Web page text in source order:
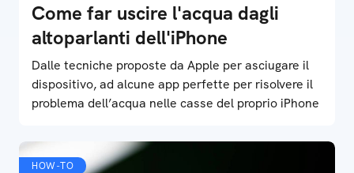
Come far uscire l'acqua dagli
altoparlanti dell'iPhone
Dalle tecniche proposte da Apple per asciugare il
dispositivo, ad alcune app perfette per risolvere il
problema dell’acqua nelle casse del proprio iPhone
HOW-TO